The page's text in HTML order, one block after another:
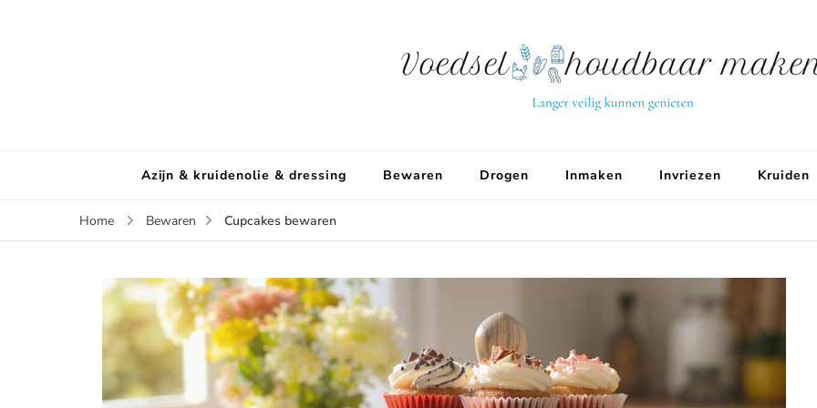
Azijn & kruidenolie & dressing Bewaren Drogen Inmaken Invriezen Kruiden
Home Bewaren Cupcakes bewaren